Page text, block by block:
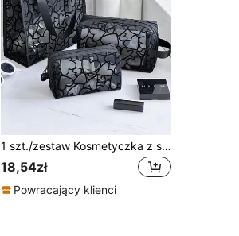
5.6K
1 szt./zestaw Kosmetyczka z siateczki w kształcie serca, przenośna nylonowa przezroczysta torebka, minimalistyczna kosmetyczka z zamkiem błyskawicznym, wielofunkcyjna torba podróżna, przezroczysta kosmetyczka podróżna, torba plażowa, torba podróżna do przechowywania, zmywalne pudełko i organizer na perfumy, kosmetyczka, prezent dla kobiet, prezent świąteczny, kreatywny prezent dla kobiet
18,54zł
Powracający klienci